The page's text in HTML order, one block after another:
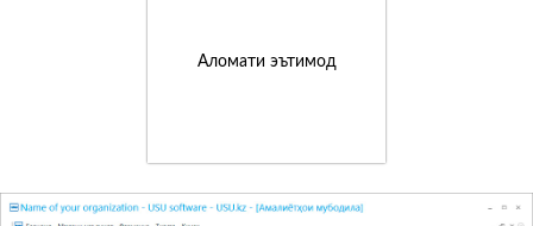
Аломати эътимод